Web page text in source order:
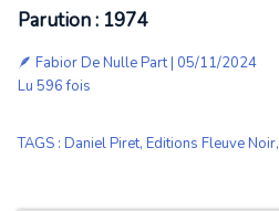
Parution : 1974
🪶 Fabior De Nulle Part| 05/11/2024
Lu 596 fois
TAGS : Daniel Piret, Editions Fleuve Noir,